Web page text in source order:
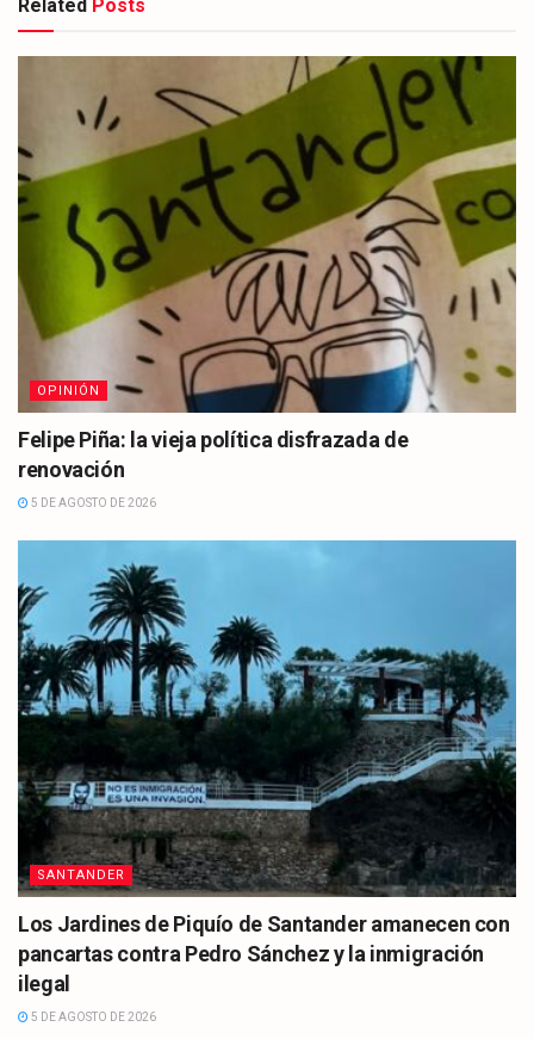
Related Posts
OPINIÓN
Felipe Piña: la vieja política disfrazada de
renovación
5 DE AGOSTO DE 2026
SANTANDER
Los Jardines de Piquío de Santander amanecen con
pancartas contra Pedro Sánchez y la inmigración
ilegal
5 DE AGOSTO DE 2026